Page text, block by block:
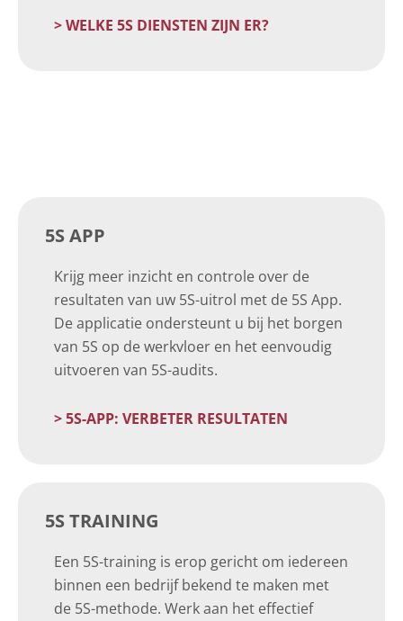
> WELKE 5S DIENSTEN ZIJN ER?
5S APP
Krijg meer inzicht en controle over de
resultaten van uw 5S-uitrol met de 5S App.
De applicatie ondersteunt u bij het borgen
van 5S op de werkvloer en het eenvoudig
uitvoeren van 5S-audits.
> 5S-APP: VERBETER RESULTATEN
5S TRAINING
Een 5S-training is erop gericht om iedereen
binnen een bedrijf bekend te maken met
de 5S-methode. Werk aan het effectief